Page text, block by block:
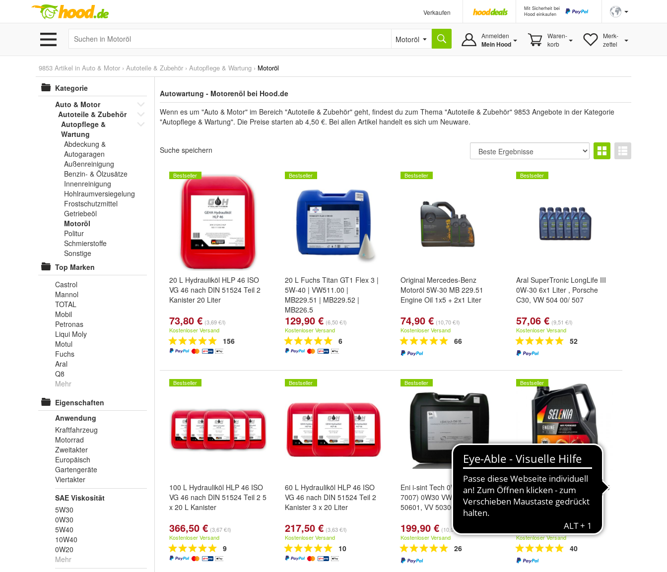
Verkaufen
Mit Sicherheit bei
Hood einkaufen
Motoröl Anmelden
Mein Hood
Waren-
korb
Merk-
zettel
9853 Artikel in Auto & Motor › Autoteile & Zubehör › Autopflege & Wartung › Motoröl
Kategorie
Auto & Motor
Autoteile & Zubehör
Autopflege &
Wartung
Abdeckung &
Autogaragen
Außenreinigung
Benzin- & Ölzusätze
Innenreinigung
Hohlraumversiegelung
Frostschutzmittel
Getriebeöl
Motoröl
Politur
Schmierstoffe
Sonstige
Top Marken
Castrol
Mannol
TOTAL
Mobil
Petronas
Liqui Moly
Motul
Fuchs
Aral
Q8
Mehr
Eigenschaften
Anwendung
Kraftfahrzeug
Motorrad
Zweitakter
Europäisch
Gartengeräte
Viertakter
SAE Viskosität
5W30
0W30
5W40
10W40
0W20
Mehr
Autowartung - Motorenöl bei Hood.de
Wenn es um "Auto & Motor" im Bereich "Autoteile & Zubehör" geht, findest du zum Thema "Autoteile & Zubehör" 9853 Angebote in der Kategorie
"Autopflege & Wartung". Die Preise starten ab 4,50 €. Bei allen Artikel handelt es sich um Neuware.
Suche speichern
Bestseller
20 L Hydrauliköl HLP 46 ISO
VG 46 nach DIN 51524 Teil 2
Kanister 20 Liter
73,80 € (3,69 €/l)
Kostenloser Versand
156
Bestseller
20 L Fuchs Titan GT1 Flex 3 |
5W-40 | VW511.00 |
MB229.51 | MB229.52 |
MB226.5
129,90 € (6,50 €/l)
Kostenloser Versand
6
Bestseller
Original Mercedes-Benz
Motoröl 5W-30 MB 229.51
Engine Oil 1x5 + 2x1 Liter
74,90 € (10,70 €/l)
Kostenloser Versand
66
Bestseller
Aral SuperTronic LongLife III
0W-30 6x1 Liter , Porsche
C30, VW 504 00/ 507
57,06 € (9,51 €/l)
Kostenloser Versand
52
Bestseller
100 L Hydrauliköl HLP 46 ISO
VG 46 nach DIN 51524 Teil 2 5
x 20 L Kanister
366,50 € (3,67 €/l)
Kostenloser Versand
9
Bestseller
60 L Hydrauliköl HLP 46 ISO
VG 46 nach DIN 51524 Teil 2
Kanister 3 x 20 Liter
217,50 € (3,63 €/l)
Kostenloser Versand
10
Bestseller
Eni i-sint Tech 0W-30 (Agip
7007) 0W30 VW50600 VW
50601, VV 50300 20 Liter
199,90 € (10,00 €/l)
Kostenloser Versand
26
Bestseller
Selenia WR Forward 0W-30 5
Liter
(11,93 €/l)
Kostenloser Versand
40